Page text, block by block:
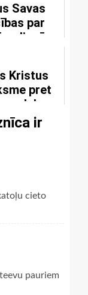
Savas
par
dienām
Kristus
pret
un labo
ir
cieto
pauriem